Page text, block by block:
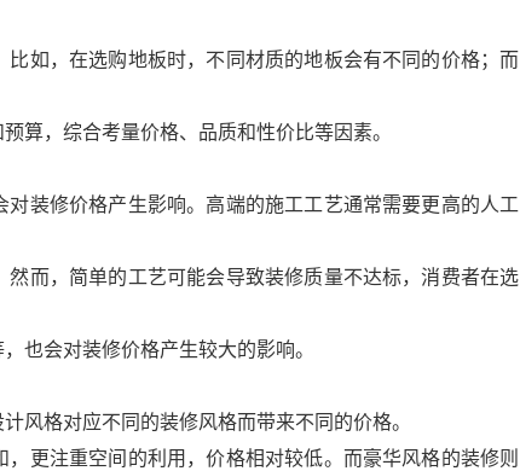
如，在选购地板时，不同材质的地板会有不同的价格；而
算，综合考量价格、品质和性价比等因素。
装修价格产生影响。高端的施工工艺通常需要更高的人工
而，简单的工艺可能会导致装修质量不达标，消费者在选
也会对装修价格产生较大的影响。
风格对应不同的装修风格而带来不同的价格。
更注重空间的利用，价格相对较低。而豪华风格的装修则